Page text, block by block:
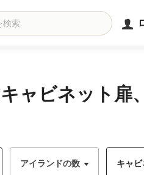
ャビネット扉
アイランドの数 キャ